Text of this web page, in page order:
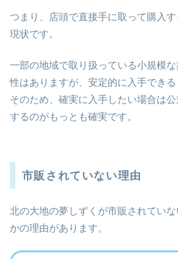
つまり、店頭で直接手に取って購入
現状です。
一部の地域で取り扱っている小規模
性はありますが、安定的に入手できる
そのため、確実に入手したい場合は
するのがもっとも確実です。
市販されていない理由
北の大地の夢しずくが市販されてい
かの理由があります。